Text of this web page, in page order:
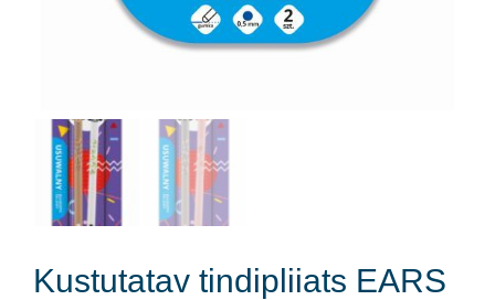
Kustutatav tindipliiats EARS